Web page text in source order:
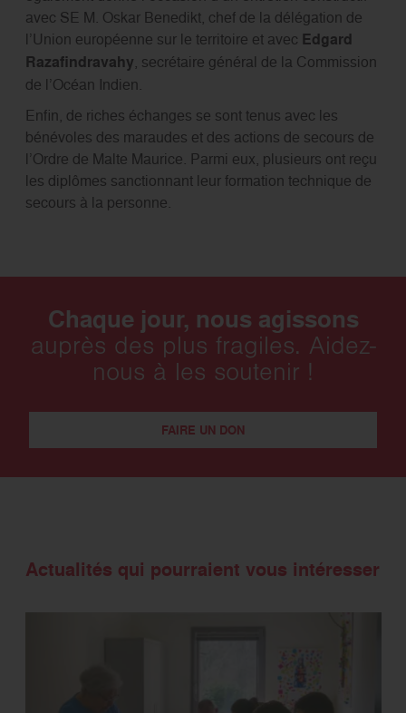
avec SE M. Oskar Benedikt, chef de la délégation de
l’Union européenne sur le territoire et avec Edgard
Razafindravahy, secrétaire général de la Commission
de l’Océan Indien.
Enfin, de riches échanges se sont tenus avec les
bénévoles des maraudes et des actions de secours de
l’Ordre de Malte Maurice. Parmi eux, plusieurs ont reçu
les diplômes sanctionnant leur formation technique de
secours à la personne.
Chaque jour, nous agissons
auprès des plus fragiles. Aidez-
nous à les soutenir !
FAIRE UN DON
Actualités qui pourraient vous intéresser